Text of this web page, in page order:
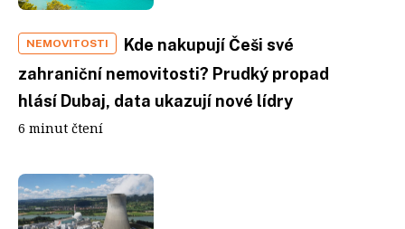
NEMOVITOSTI
Kde nakupují Češi své
zahraniční nemovitosti? Prudký propad
hlásí Dubaj, data ukazují nové lídry
6 minut čtení